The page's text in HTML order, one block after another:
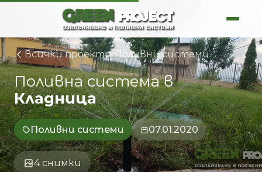
content
Всички проекти/Поливни системи
Поливна система в
Кладница
Поливни системи 07.01.2020
4 снимки